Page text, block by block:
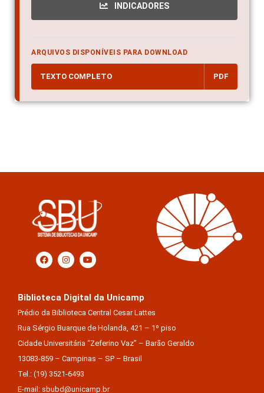
INDICADORES
ARQUIVOS DISPONÍVEIS PARA DOWNLOAD
TEXTO COMPLETO PDF
Biblioteca Digital da Unicamp
Prédio da Biblioteca Central Cesar Lattes
Rua Sérgio Buarque de Holanda, 421 – 1º piso
Cidade Universitária “Zeferino Vaz” – Barão Geraldo
13083-859 – Campinas – SP – Brasil
Tel.: (19) 3521-6493
E-mail: sbubd@unicamp.br